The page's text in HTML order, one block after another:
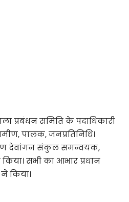
प्रबंधन समिति के पदाधिकारी
पालक, जनप्रतिनिधि।
देवांगन संकुल समन्वयक,
सभी का आभार प्रधान
किया।